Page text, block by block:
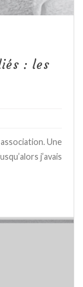
: les
Une
j’avais